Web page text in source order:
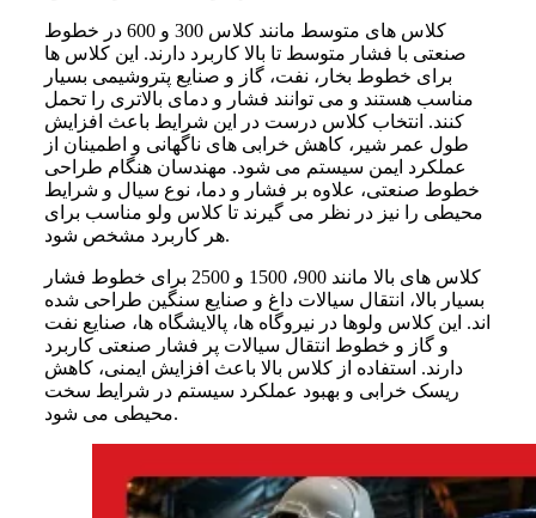
کلاس های متوسط مانند کلاس 300 و 600 در خطوط
صنعتی با فشار متوسط تا بالا کاربرد دارند. این کلاس ها
برای خطوط بخار، نفت، گاز و صنایع پتروشیمی بسیار
مناسب هستند و می توانند فشار و دمای بالاتری را تحمل
کنند. انتخاب کلاس درست در این شرایط باعث افزایش
طول عمر شیر، کاهش خرابی های ناگهانی و اطمینان از
عملکرد ایمن سیستم می شود. مهندسان هنگام طراحی
خطوط صنعتی، علاوه بر فشار و دما، نوع سیال و شرایط
محیطی را نیز در نظر می گیرند تا کلاس ولو مناسب برای
هر کاربرد مشخص شود.
کلاس های بالا مانند 900، 1500 و 2500 برای خطوط فشار
بسیار بالا، انتقال سیالات داغ و صنایع سنگین طراحی شده
اند. این کلاس ولوها در نیروگاه ها، پالایشگاه ها، صنایع نفت
و گاز و خطوط انتقال سیالات پر فشار صنعتی کاربرد
دارند. استفاده از کلاس بالا باعث افزایش ایمنی، کاهش
ریسک خرابی و بهبود عملکرد سیستم در شرایط سخت
محیطی می شود.